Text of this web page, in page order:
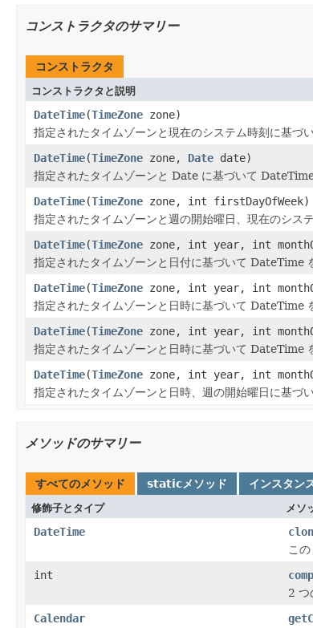
コンストラクタのサマリー
コンストラクタ
コンストラクタと説明
DateTime(TimeZone zone)
指定されたタイムゾーンと現在のシステム時刻に基づ
DateTime(TimeZone zone, Date date)
指定されたタイムゾーンと Date に基づいて DateTime
DateTime(TimeZone zone, int firstDayOfWeek)
指定されたタイムゾーンと週の開始曜日、現在のシス
DateTime(TimeZone zone, int year, int
指定されたタイムゾーンと日付に基づいて DateTime
DateTime(TimeZone zone, int year, int
指定されたタイムゾーンと日時に基づいて DateTime
DateTime(TimeZone zone, int year, int
指定されたタイムゾーンと日時に基づいて DateTime
DateTime(TimeZone zone, int year, int
指定されたタイムゾーンと日時、週の開始曜日に基づ
メソッドのサマリー
すべてのメソッド staticメソッド インスタン
修飾子とタイプ メソ
DateTime
こ
int
2 つ
Calendar